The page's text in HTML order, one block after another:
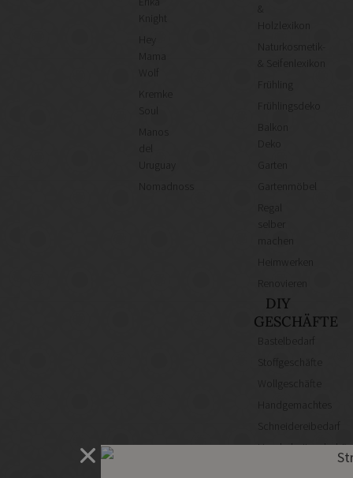
Knight
Mama
Wolf
Kremke
Manos
Uruguay
Nomadnoss
&
Holzlexikon
Naturkosmetik-
& Seifenlexikon
Frühling
Frühlingsdeko
Balkon
Deko
Garten
Gartenmöbel
Regal
Heimwerken
DIY
GESCHÄFTE
Bastelbedarf
Stoffgeschäfte
Wollgeschäfte
Handgemachtes
Schneidereibedarf
Handarbeitszubehör